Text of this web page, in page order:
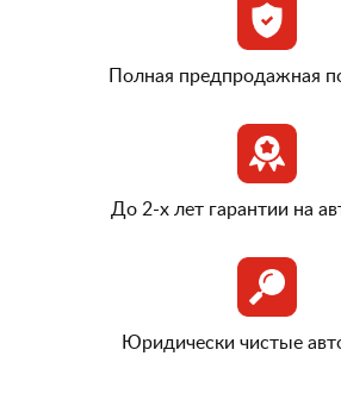
Полная предпродажная
До 2-х лет гарантии на
Юридически чистые